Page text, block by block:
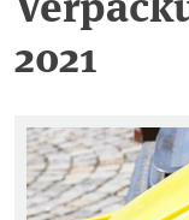
2021